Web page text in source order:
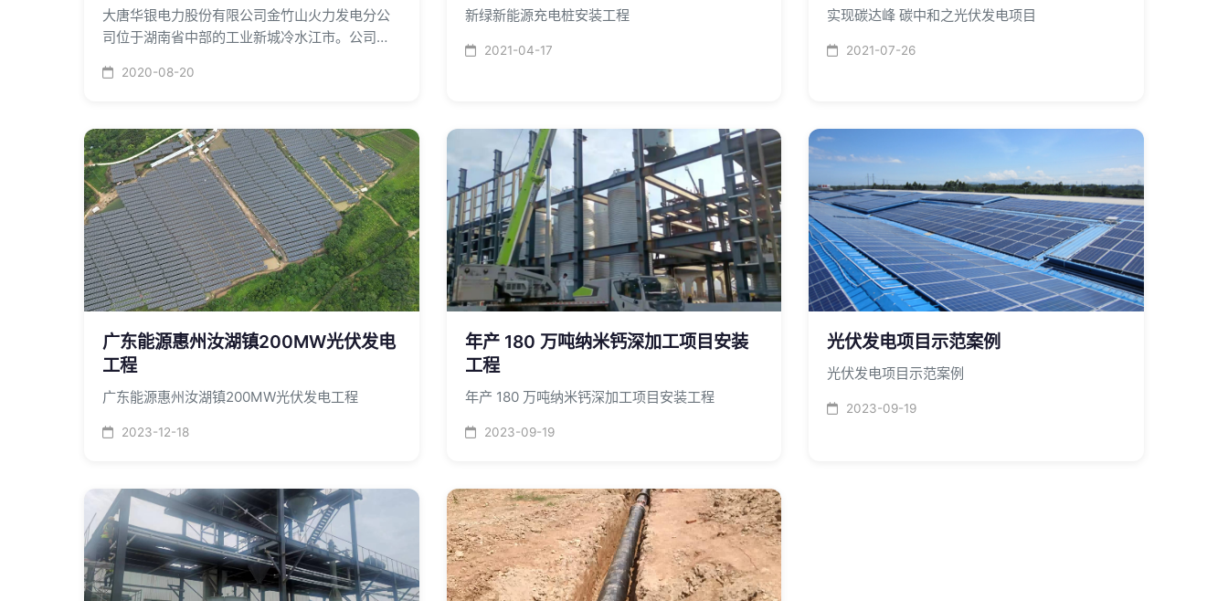
大唐华银电力股份有限公司金竹山火力发电分公
司位于湖南省中部的工业新城冷水江市。公司始
水江市东郊，是湖南省骨干火力发电厂之一。
2020-08-20
新绿新能源充电桩安装工程
2021-04-17
实现碳达峰 碳中和之光伏发电项目
2021-07-26
广东能源惠州汝湖镇200MW光伏发电
工程
广东能源惠州汝湖镇200MW光伏发电工程
2023-12-18
年产 180 万吨纳米钙深加工项目安装
工程
年产 180 万吨纳米钙深加工项目安装工程
2023-09-19
光伏发电项目示范案例
光伏发电项目示范案例
2023-09-19